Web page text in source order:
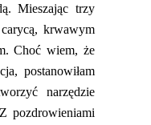
Mieszając trzy
krwawym
Choć wiem, że
a, postanowiłam
narzędzie
pozdrowieniami